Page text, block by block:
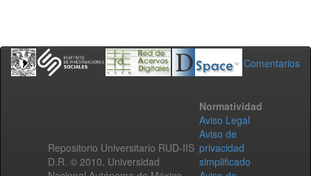
Comentarios
Repositorio Universitario RUD-IIS
D.R. © 2010. Universidad
Normatividad
Aviso Legal
Aviso de
privacidad
simplificado